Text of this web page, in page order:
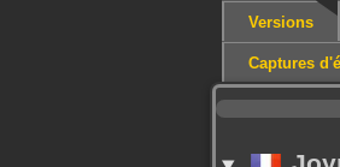
Versions
Captures